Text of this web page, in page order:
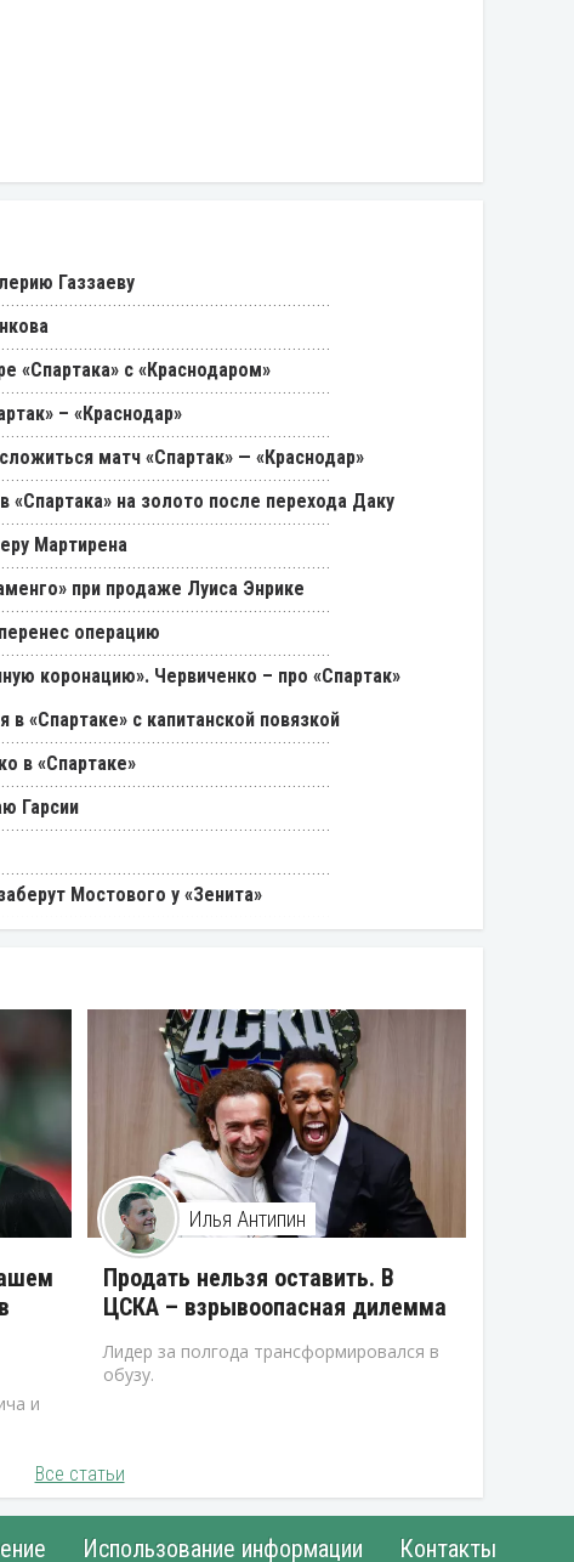
Газзаеву
«Спартака» с «Краснодаром»
– «Краснодар»
матч «Спартак» — «Краснодар»
«Спартака» на золото после перехода Даку
Мартирена
при продаже Луиса Энрике
операцию
коронацию». Червиченко – про «Спартак»
«Спартаке» с капитанской повязкой
в «Спартаке»
Гарсии
Мостового у «Зенита»
и
Илья Антипин
Продать нельзя оставить. В
ЦСКА – взрывоопасная дилемма
Лидер за полгода трансформировался в
обузу.
Все статьи
Использование информации Контакты